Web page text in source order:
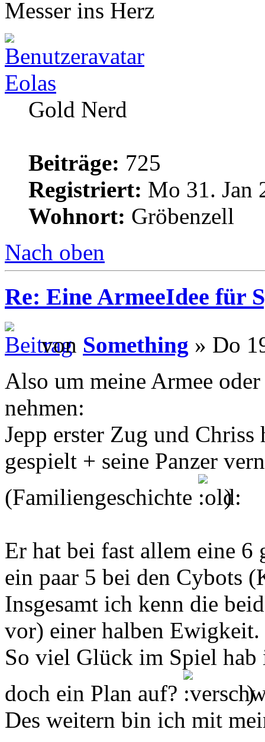
Messer ins Herz
Eolas
Gold Nerd
Beiträge: 725
Registriert: Mo 31. Jan
Wohnort: Gröbenzell
Nach oben
Re: Eine ArmeeIdee für
von Something » Do
Also um meine Armee
nehmen:
Jepp erster Zug und
gespielt + seine Panzer
(Familiengeschichte
)
Er hat bei fast allem eine 6
ein paar 5 bei den Cybots
Insgesamt ich kenn die
vor) einer halben Ewigkeit.
So viel Glück im Spiel
doch ein Plan auf?
)
Des weitern bin ich mit